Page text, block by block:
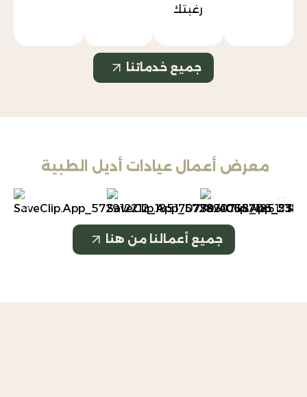
جميع خدماتنا
أعمال عيادات أديل الطبية
جميع أعمالنا من هنا